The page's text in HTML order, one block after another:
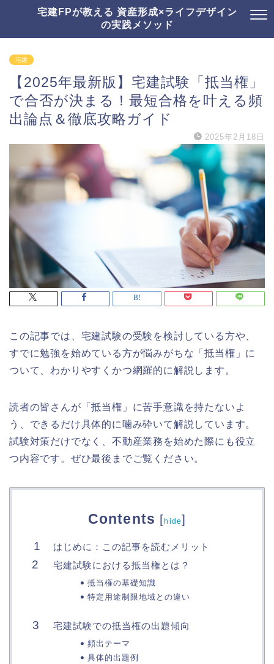
宅建FPが教える 資産形成×ライフデザイン
の実践メソッド
宅建
【2025年最新版】宅建試験「抵当権」
で合否が決まる！最短合格を叶える頻
出論点＆徹底攻略ガイド
2025年2月18日
この記事では、宅建試験の受験を検討している方や、
すでに勉強を始めている方が悩みがちな「抵当権」に
ついて、わかりやすくかつ網羅的に解説します。
読者の皆さんが「抵当権」に苦手意識を持たないよ
う、できるだけ具体的に噛み砕いて解説しています。
試験対策だけでなく、不動産業務を始めた際にも役立
つ内容です。ぜひ最後までご覧ください。
Contents [hide]
はじめに：この記事を読むメリット
宅建試験における抵当権とは？
抵当権の基礎知識
特定用途制限地域との違い
宅建試験での抵当権の出題傾向
頻出テーマ
具体的出題例